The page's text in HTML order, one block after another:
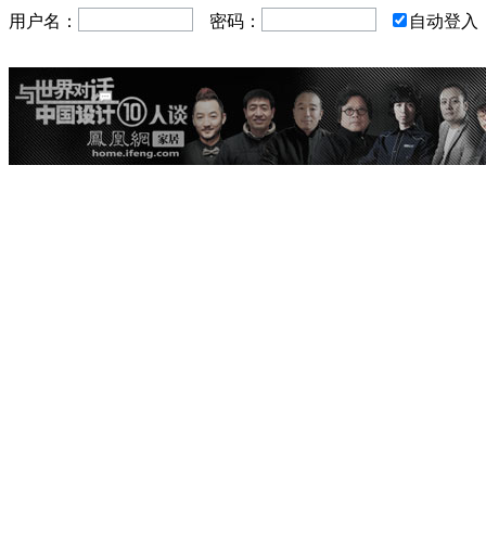
用户名： 密码： 自动登入